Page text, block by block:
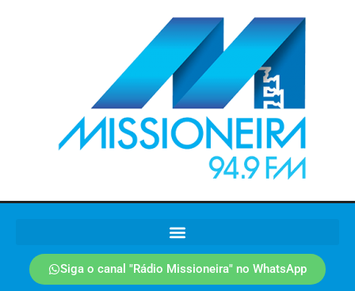
Siga o canal "Rádio Missioneira" no WhatsApp